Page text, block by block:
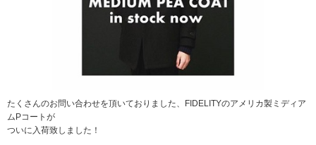
たくさんのお問い合わせを頂いておりました、FIDELITYのアメリカ製ミディア
ムPコートが
ついに入荷致しました！